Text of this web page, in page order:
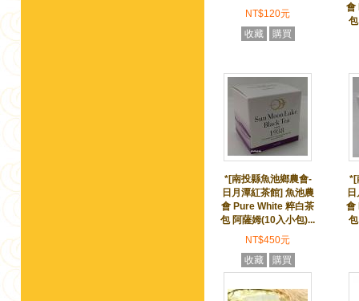
NT$120元
收藏
購買
會
*[南投縣魚池鄉農會-
日月潭紅茶館] 魚池農
會 Pure White 粹白茶
包 阿薩姆(10入小包)...
NT$450元
收藏
購買
*[
會